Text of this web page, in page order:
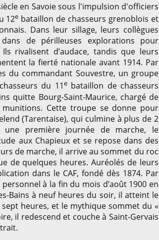
en Savoie sous l'impulsion d'officiers
12e bataillon de chasseurs grenoblois et
Dans leur sillage, leurs collègues
de périlleuses explorations pour
rivalisent d’audace, tandis que leurs
la fierté nationale avant 1914. Par
du commandant Souvestre, un groupe
du 11ebataillon de chasseurs
quitte Bourg-Saint-Maurice, chargé de
Cette troupe se donne pour
(Tarentaise), qui culmine à plus de 2
première journée de marche, le
aux Chapieux et se repose dans des
de marche, il arrive au sommet du roc
de quelques heures. Auréolés de leurs
dans le CAF, fondé dès 1874. Par
à la fin du mois d’août 1900 en
Bains à neuf heures du soir, il atteint le
heures, et le mythique sommet du «
il redescend et couche à Saint-Gervais